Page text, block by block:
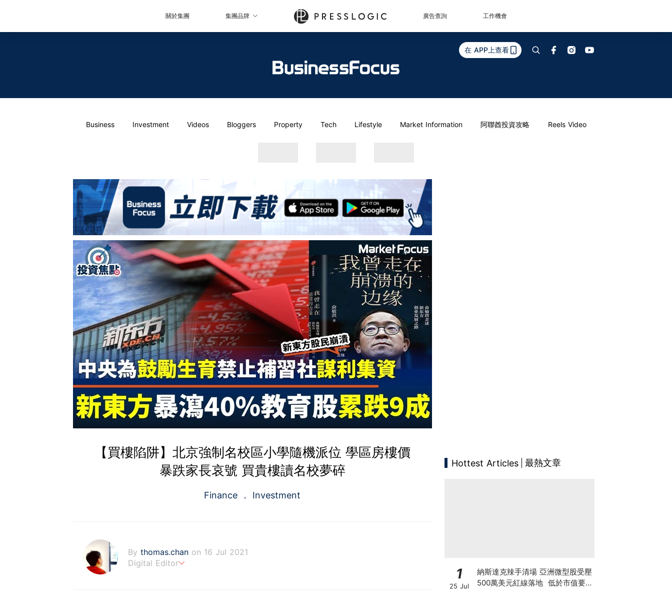
關於集團 集團品牌 廣告查詢 工作機會
在 APP上查看
Business Investment Videos Bloggers Property Tech Lifestyle Market Information 阿聯酋投資攻略 Reels Video
【買樓陷阱】北京強制名校區小學隨機派位 學區房樓價
暴跌家長哀號 買貴樓讀名校夢碎
Finance Investment
By thomas.chan on 16 Jul 2021
Digital Editor
Hottest Articles 最熱文章
1
25 Jul
納斯達克辣手清場 亞洲微型股受壓
500萬美元紅線落地 低於市值要